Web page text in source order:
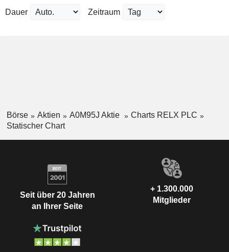
Dauer Zeitraum
Börse Aktien A0M95J Aktie
Charts RELX PLC
Statischer Chart
Seit über 20 Jahren
an Ihrer Seite
+ 1.300.000
Mitglieder